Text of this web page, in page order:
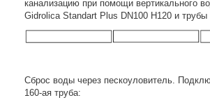
канализацию при помощи вертикального
Gidrolica Standart Plus DN100 H120 и
Сброс воды через пескоуловитель.
160-ая труба: